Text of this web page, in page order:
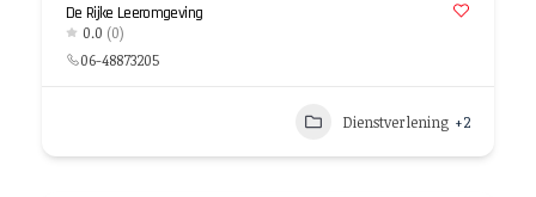
De Rijke Leeromgeving
0.0 (0)
06-48873205
Dienstverlening +2